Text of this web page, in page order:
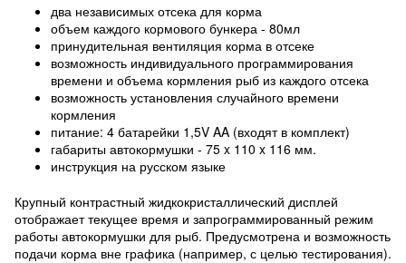
два независимых отсека для корма
объем каждого кормового бункера - 80мл
принудительная вентиляция корма в отсеке
возможность индивидуального программирования
времени и объема кормления рыб из каждого отсека
возможность установления случайного времени
кормления
питание: 4 батарейки 1,5V AA (входят в комплект)
габариты автокормушки - 75 x 110 x 116 мм.
инструкция на русском языке
Крупный контрастный жидкокристаллический дисплей
отображает текущее время и запрограммированный режим
работы автокормушки для рыб. Предусмотрена и возможность
подачи корма вне графика (например, с целью тестирования).